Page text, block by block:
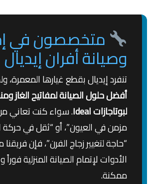
متخصصون في
وصيانة أفران إيديال
تنفرد إيديال بقطع غيارها المعمرة،
أفضل حلول الصيانة لمفاتيح الغاز
لبوتاجازات Ideal
. سواء كنت تعاني
مزمن في العيون”، أو “ثقل في حركة
“حاجة لتغيير زجاج الفرن”، فإن
الأدوات لإتمام الصيانة المنزلية
ممكنة.